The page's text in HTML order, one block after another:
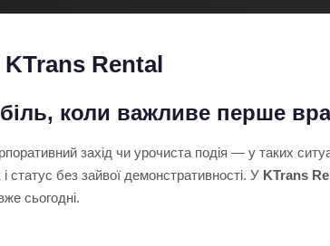
Rental
коли важливе перше
захід чи урочиста подія — у таких
статус без зайвої демонстративності. У KTrans
сьогодні.